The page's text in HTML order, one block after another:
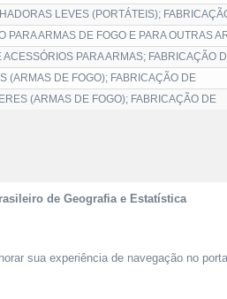
LEVES (PORTÁTEIS);
PARA ARMAS DE FOGO E PARA OUTRAS
ACESSÓRIOS PARA ARMAS; FABRICAÇÃO
(ARMAS DE FOGO); FABRICAÇÃO DE
(ARMAS DE FOGO); FABRICAÇÃO DE
de Geografia e Estatística
sua experiência de navegação no